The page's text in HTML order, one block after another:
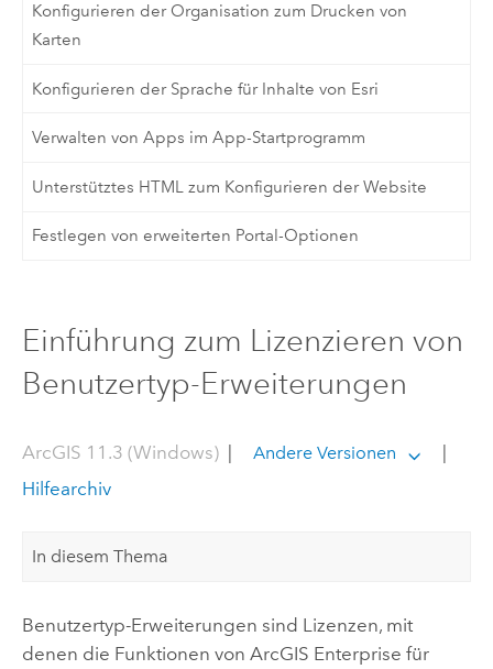
Konfigurieren der Organisation zum Drucken von
Karten
Konfigurieren der Sprache für Inhalte von Esri
Verwalten von Apps im App-Startprogramm
Unterstütztes HTML zum Konfigurieren der Website
Festlegen von erweiterten Portal-Optionen
Einführung zum Lizenzieren von
Benutzertyp-Erweiterungen
ArcGIS 11.3 (Windows)| Andere Versionen
Hilfearchiv
In diesem Thema
Benutzertyp-Erweiterungen sind Lizenzen, mit
denen die Funktionen von ArcGIS Enterprise für